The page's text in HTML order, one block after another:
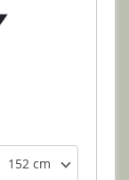
152 cm